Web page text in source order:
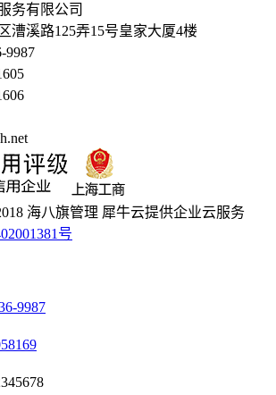
务有限公司
漕溪路125弄15号皇家大厦4楼
9987
海八旗管理 犀牛云提供企业云服务
号
9987